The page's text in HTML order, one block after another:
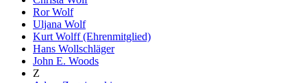
Ror Wolf
Uljana Wolf
Kurt Wolff (Ehrenmitglied)
Hans Wollschläger
John E. Woods
Z